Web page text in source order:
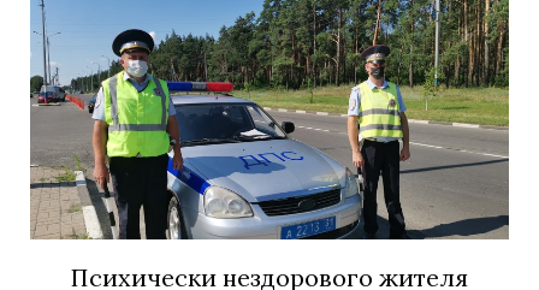
Психически нездорового жителя